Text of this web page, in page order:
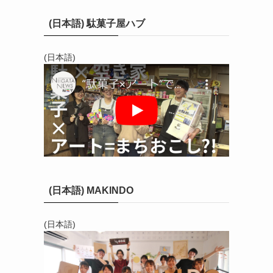
(日本語) 駄菓子屋ハブ
(日本語)
(日本語) MAKINDO
(日本語)